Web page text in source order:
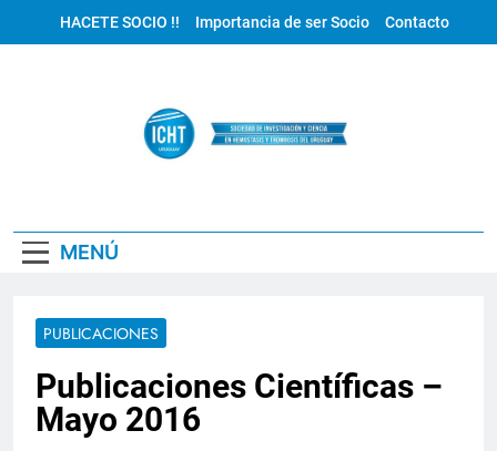
HACETE SOCIO !! Importancia de ser Socio Contacto
MENÚ
PUBLICACIONES
Publicaciones Científicas –
Mayo 2016